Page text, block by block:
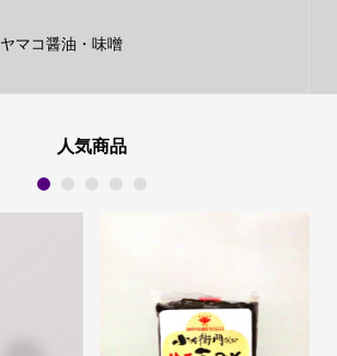
ヤマコ醤油・味噌
人気商品
1